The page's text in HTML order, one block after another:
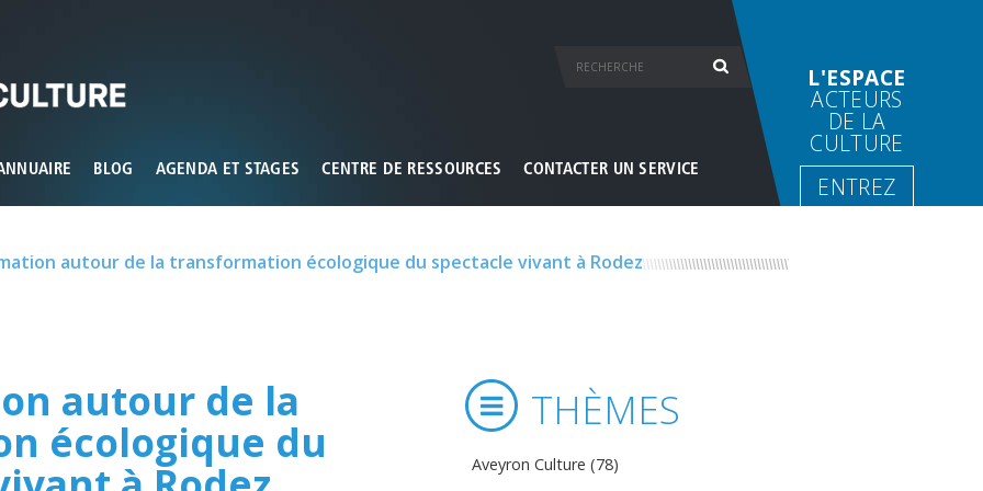
BLOG AGENDA ET STAGES CENTRE DE RESSOURCES
L'ESPACE
ACTEURS
DE LA
CULTURE
ENTREZ
CONTACTER UN SERVICE
autour de la transformation écologique du spectacle vivant à Rodez
autour de la
écologique du
THÈMES
Aveyron Culture (78)